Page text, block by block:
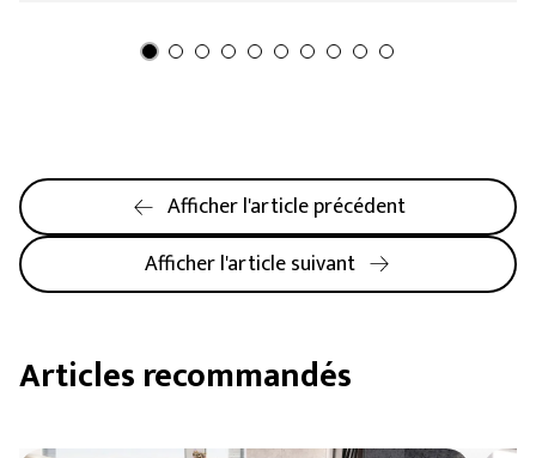
Afficher l'article précédent
Afficher l'article suivant
Articles recommandés